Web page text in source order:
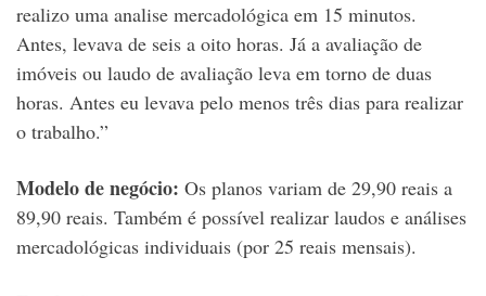
realizo uma analise mercadológica em 15 minutos.
Antes, levava de seis a oito horas. Já a avaliação de
imóveis ou laudo de avaliação leva em torno de duas
horas. Antes eu levava pelo menos três dias para realizar
o trabalho.”
Modelo de negócio: Os planos variam de 29,90 reais a
89,90 reais. Também é possível realizar laudos e análises
mercadológicas individuais (por 25 reais mensais).